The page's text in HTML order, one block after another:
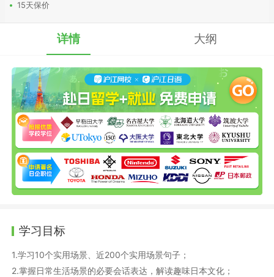
15天保价
详情 大纲
学习目标
1.学习10个实用场景、近200个实用场景句子；
2.掌握日常生活场景的必要会话表达，解读趣味日本文化；